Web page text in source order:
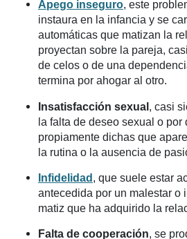
Apego inseguro, este
instaura en la infancia y se
automáticas que matizan la
proyectan sobre la pareja,
de celos o de una
termina por ahogar al otro.
Insatisfacción sexual, casi
la falta de deseo sexual o
propiamente dichas que
la rutina o la ausencia de
Infidelidad, que suele estar
antecedida por un malestar o
matiz que ha adquirido la
Falta de cooperación, se